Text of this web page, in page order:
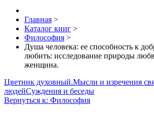
Главная >
Каталог книг >
Философия >
Душа человека: ее способность к
любить: исследование природы
женщина.
Цветник духовный.Мысли и изречения
людейСуждения и беседы
Вернуться к: Философия